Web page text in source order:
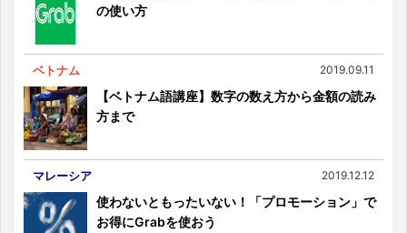
の使い方
ベトナム 2019.09.11
【ベトナム語講座】数字の数え方から金額の読み
方まで
マレーシア 2019.12.12
使わないともったいない！「プロモーション」で
お得にGrabを使おう